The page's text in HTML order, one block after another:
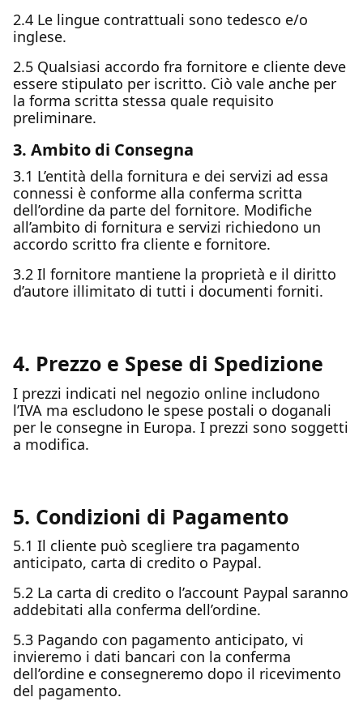
2.4 Le lingue contrattuali sono tedesco e/o
inglese.
2.5 Qualsiasi accordo fra fornitore e cliente deve
essere stipulato per iscritto. Ciò vale anche per
la forma scritta stessa quale requisito
preliminare.
3. Ambito di Consegna
3.1 L’entità della fornitura e dei servizi ad essa
connessi è conforme alla conferma scritta
dell’ordine da parte del fornitore. Modifiche
all’ambito di fornitura e servizi richiedono un
accordo scritto fra cliente e fornitore.
3.2 Il fornitore mantiene la proprietà e il diritto
d’autore illimitato di tutti i documenti forniti.
4. Prezzo e Spese di Spedizione
I prezzi indicati nel negozio online includono
l’IVA ma escludono le spese postali o doganali
per le consegne in Europa. I prezzi sono soggetti
a modifica.
5. Condizioni di Pagamento
5.1 Il cliente può scegliere tra pagamento
anticipato, carta di credito o Paypal.
5.2 La carta di credito o l’account Paypal saranno
addebitati alla conferma dell’ordine.
5.3 Pagando con pagamento anticipato, vi
invieremo i dati bancari con la conferma
dell’ordine e consegneremo dopo il ricevimento
del pagamento.